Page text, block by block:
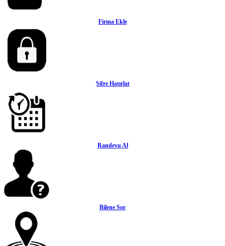
Firma Ekle
Şifre Hatırlat
Randevu Al
Bilene Sor